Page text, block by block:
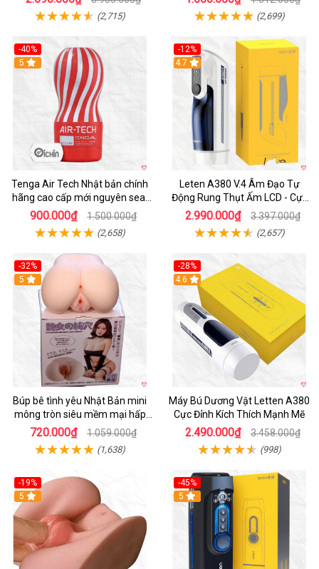
(2,715) (2,699)
-40%
Hot
5
Tenga Air Tech Nhật bản chính
hãng cao cấp mới nguyên seal
giá tốt
900.000₫ 1.500.000₫
(2,658)
-12%
Hot
4.7
Leten A380 V.4 Âm Đạo Tự
Động Rung Thụt Ấm LCD - Cực
Phê
2.990.000₫ 3.397.000₫
(2,657)
-32%
Hot
5
Búp bê tình yêu Nhật Bản mini
mông tròn siêu mềm mại hấp
dẫn
720.000₫ 1.059.000₫
(1,638)
-28%
Hot
4.6
Máy Bú Dương Vật Letten A380
Cực Đỉnh Kích Thích Mạnh Mẽ
2.490.000₫ 3.458.000₫
(998)
-19%
Hot
5
-45%
Hot
5